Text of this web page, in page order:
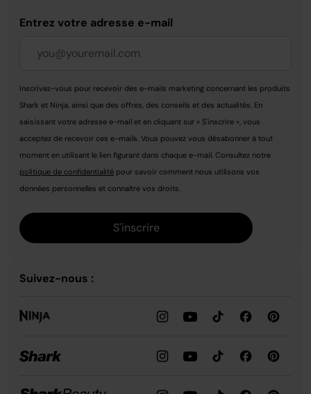
Entrez votre adresse e-mail
Inscrivez-vous pour recevoir des e-mails marketing concernant les produits
Shark et Ninja, ainsi que des offres, des conseils et des actualités. En
saisissant votre adresse e-mail et en cliquant sur « S'inscrire », vous
acceptez de recevoir ces e-mails. Vous pouvez vous désabonner à tout
moment en utilisant le lien figurant dans chaque e-mail. Consultez notre
politique de confidentialité pour savoir comment nous utilisons vos
données personnelles et connaître vos droits.
S'inscrire
Suivez-nous :